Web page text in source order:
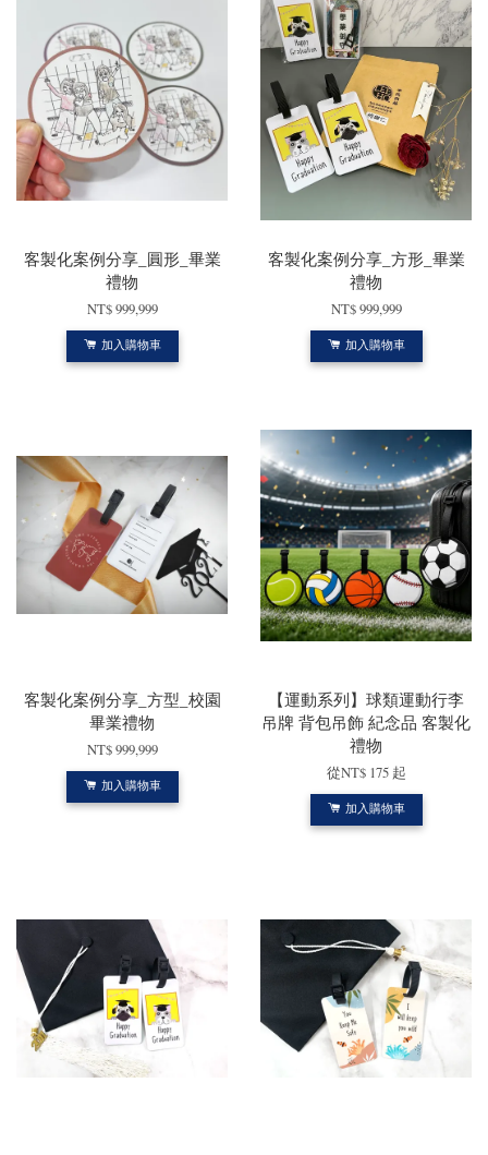
客製化案例分享_圓形_畢業
禮物
NT$ 999,999
加入購物車
客製化案例分享_方形_畢業
禮物
NT$ 999,999
加入購物車
客製化案例分享_方型_校園
畢業禮物
NT$ 999,999
加入購物車
【運動系列】球類運動行李
吊牌 背包吊飾 紀念品 客製化
禮物
從NT$ 175 起
加入購物車